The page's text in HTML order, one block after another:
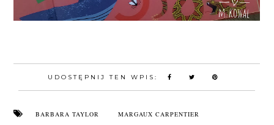
UDOSTĘPNIJ TEN WPIS:
BARBARA TAYLOR MARGAUX CARPENTIER